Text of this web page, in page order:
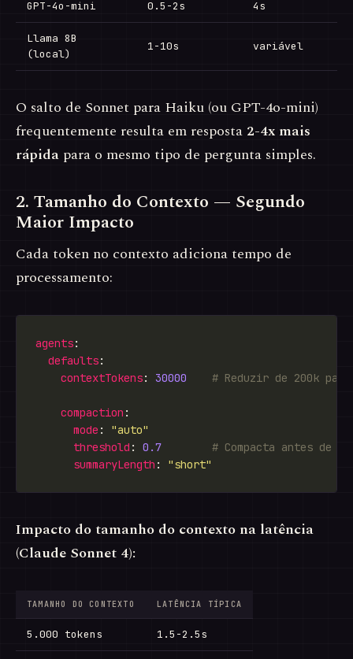
GPT-4o-mini 0.5-2s 4s
Llama 8B
(local)
1-10s variável
O salto de Sonnet para Haiku (ou GPT-4o-mini)
frequentemente resulta em resposta 2-4x mais
rápida para o mesmo tipo de pergunta simples.
2. Tamanho do Contexto — Segundo
Maior Impacto
Cada token no contexto adiciona tempo de
processamento:
agents
defaults
contextTokens: 30000 # Reduzir de 200k
compaction
mode : "auto"
threshold : 0.7
# Compacta antes de
summaryLength : "short"
Impacto do tamanho do contexto na latência
(Claude Sonnet 4):
TAMANHO DO CONTEXTO LATÊNCIA TÍPICA
5.000 tokens 1.5-2.5s